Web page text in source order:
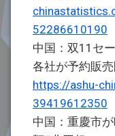
52286610190
中国：双11セ
各社が予約販
https://ashu-
39419612350
中国：重慶市